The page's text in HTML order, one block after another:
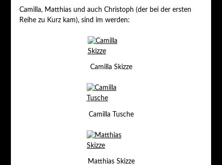
Camilla, Matthias und auch Christoph (der bei der ersten
Reihe zu Kurz kam), sind im werden:
Camilla Skizze
Camilla Tusche
Matthias Skizze